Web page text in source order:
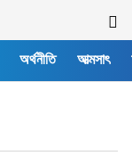
অর্থনীতি আত্মসাৎ